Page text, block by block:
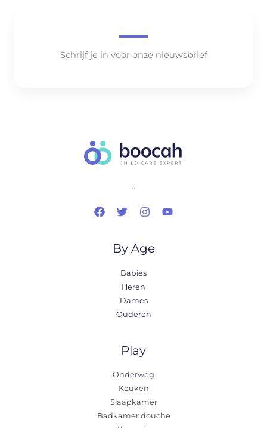
Schrijf je in voor onze nieuwsbrief
..
By Age
Babies
Heren
Dames
Ouderen
Play
Onderweg
Keuken
Slaapkamer
Badkamer douche